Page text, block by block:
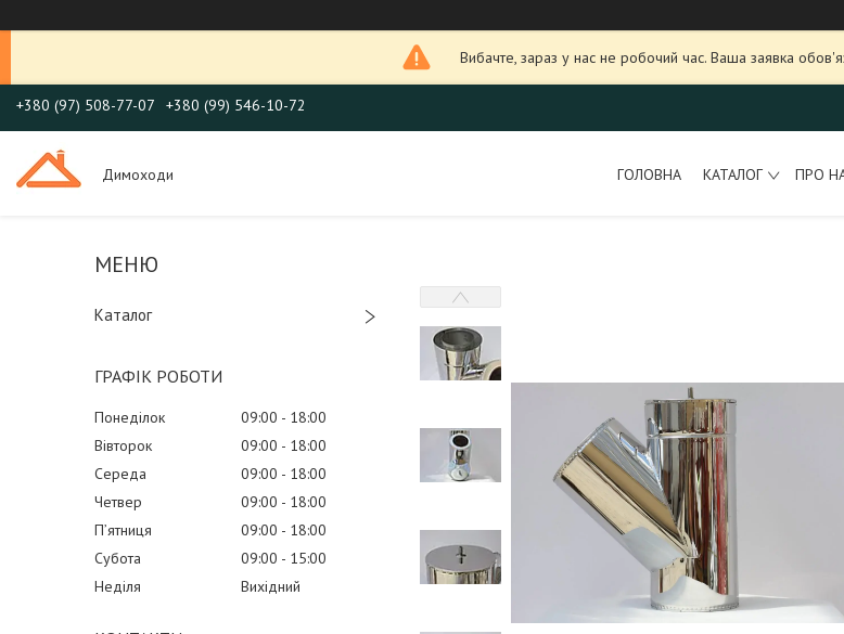
Вибачте, зараз у нас не робочий час. Ваша заявка
+380 (97) 508-77-07 +380 (99) 546-10-72
Димоходи ГОЛОВНА КАТАЛОГ ПРО
Каталог
ГРАФІК РОБОТИ
Понеділок 09:00
18:00
Вівторок
09:00
18:00
Середа
09:00
18:00
Четвер
09:00
18:00
Пʼятниця
09:00
18:00
Субота
09:00
15:00
Неділя
Вихідний